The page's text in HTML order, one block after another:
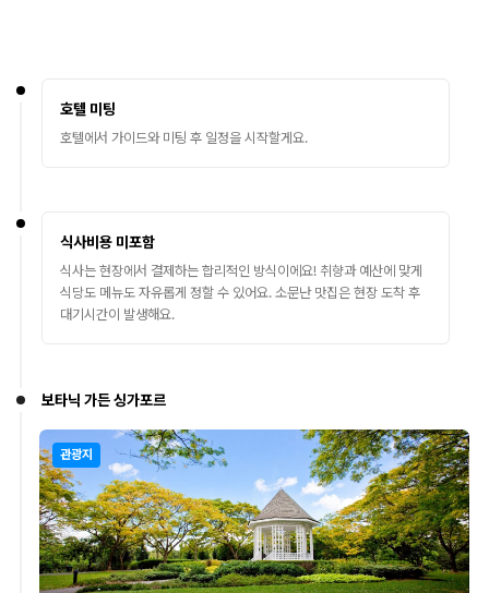
호텔 미팅
호텔에서 가이드와 미팅 후 일정을 시작할게요.
식사비용 미포함
식사는 현장에서 결제하는 합리적인 방식이에요! 취향과 예산에 맞게
식당도 메뉴도 자유롭게 정할 수 있어요. 소문난 맛집은 현장 도착 후
대기시간이 발생해요.
보타닉 가든 싱가포르
관광지